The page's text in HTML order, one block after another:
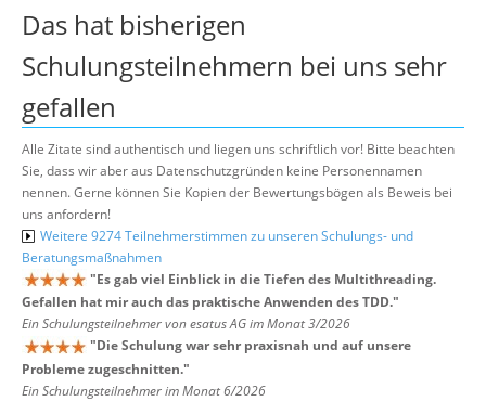
Das hat bisherigen
Schulungsteilnehmern bei uns sehr
gefallen
Alle Zitate sind authentisch und liegen uns schriftlich vor! Bitte beachten
Sie, dass wir aber aus Datenschutzgründen keine Personennamen
nennen. Gerne können Sie Kopien der Bewertungsbögen als Beweis bei
uns anfordern!
Weitere 9274 Teilnehmerstimmen zu unseren Schulungs- und
Beratungsmaßnahmen
"Es gab viel Einblick in die Tiefen des Multithreading.
Gefallen hat mir auch das praktische Anwenden des TDD."
Ein Schulungsteilnehmer von esatus AG im Monat 3/2026
"Die Schulung war sehr praxisnah und auf unsere
Probleme zugeschnitten."
Ein Schulungsteilnehmer im Monat 6/2026